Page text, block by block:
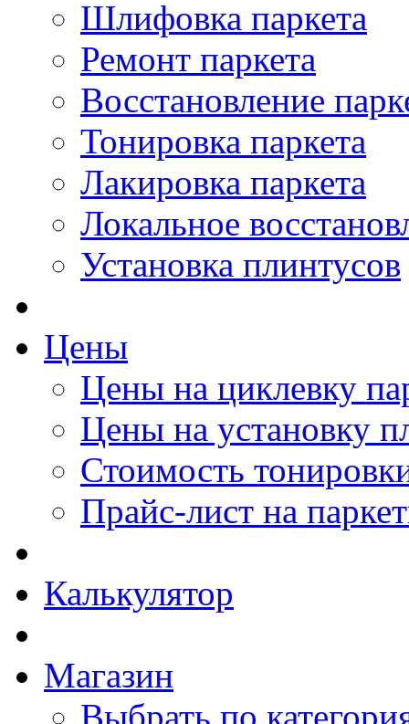
Шлифовка паркета
Ремонт паркета
Восстановление
Тонировка паркета
Лакировка паркета
Локальное
Установка плинтусов
Цены
Цены на циклевку
Цены на установку
Стоимость
Прайс-лист на
Калькулятор
Магазин